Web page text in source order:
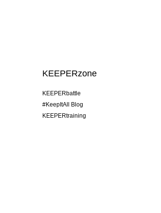
KEEPERzone
KEEPERbattle
#KeepItAll Blog
KEEPERtraining